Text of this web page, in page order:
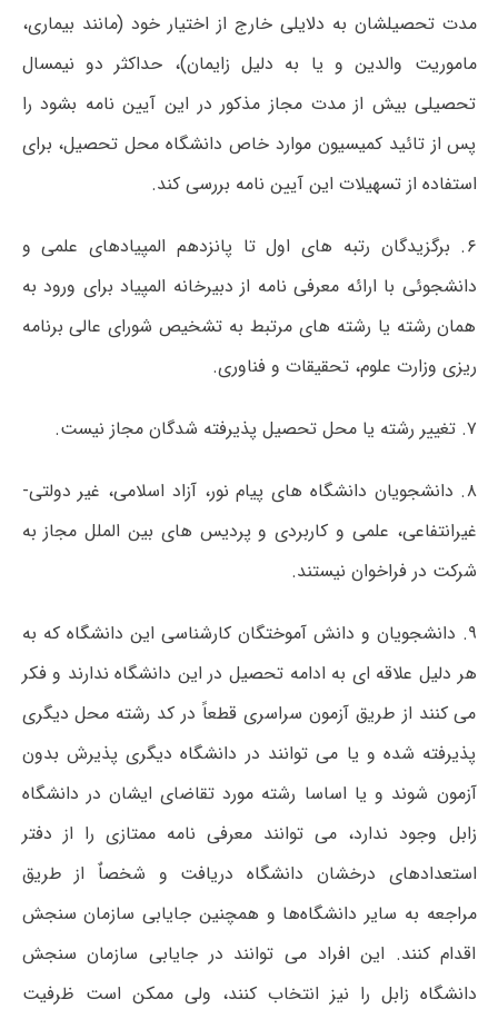
مدت تحصیلشان به دلایلی خارج از اختیار خود (مانند بیماری،
ماموریت والدین و یا به دلیل زایمان)، حداکثر دو نیمسال
تحصیلی بیش از مدت مجاز مذکور در این آیین نامه بشود را
پس از تائید کمیسیون موارد خاص دانشگاه محل تحصیل، برای
استفاده از تسهیلات این آیین نامه بررسی کند.
۶. برگزیدگان رتبه های اول تا پانزدهم المپیادهای علمی و
دانشجوئی با ارائه معرفی نامه از دبیرخانه المپیاد برای ورود به
همان رشته یا رشته های مرتبط به تشخیص شورای عالی برنامه
ریزی وزارت علوم، تحقیقات و فناوری.
۷. تغییر رشته یا محل تحصیل پذیرفته شدگان مجاز نیست.
۸. دانشجویان دانشگاه های پیام نور، آزاد اسلامی، غیر دولتی-
غیرانتفاعی، علمی و کاربردی و پردیس های بین الملل مجاز به
شرکت در فراخوان نیستند.
۹. دانشجویان و دانش آموختگان کارشناسی این دانشگاه که به
هر دلیل علاقه ای به ادامه تحصیل در این دانشگاه ندارند و فکر
می کنند از طریق آزمون سراسری قطعاً در کد رشته محل دیگری
پذیرفته شده و یا می توانند در دانشگاه دیگری پذیرش بدون
آزمون شوند و یا اساسا رشته مورد تقاضای ایشان در دانشگاه
زابل وجود ندارد، می توانند معرفی نامه ممتازی را از دفتر
استعدادهای درخشان دانشگاه دریافت و شخصاٌ از طریق
مراجعه به سایر دانشگاه‌ها و همچنین جایابی سازمان سنجش
اقدام کنند. این افراد می توانند در جایابی سازمان سنجش
دانشگاه زابل را نیز انتخاب کنند، ولی ممکن است ظرفیت